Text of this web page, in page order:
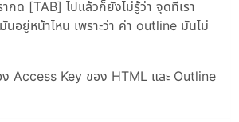
ากด [TAB] ไปแล้วก็ยังไม่รู้ว่า จุดที่เรา
อยู่หน้าไหน เพราะว่า ค่า outline มันไม่
Access Key ของ HTML และ Outline